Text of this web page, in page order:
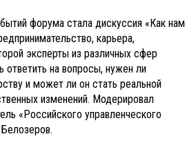
форума стала дискуссия «Как нам
карьера,
эксперты из различных сфер
ответить на вопросы, нужен ли
и может ли он стать реальной
изменений. Модерировал
«Российского управленческого